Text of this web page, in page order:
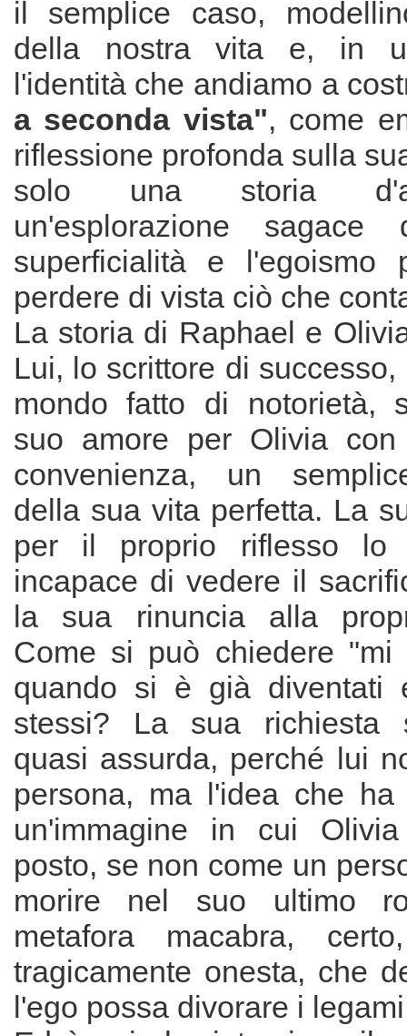
il semplice caso,
della nostra vita e, in
l'identità che andiamo a
a seconda vista", come
riflessione profonda sulla
solo una storia
un'esplorazione
superficialità e l'egoismo
perdere di vista ciò che
La storia di Raphael e
Lui, lo scrittore di
mondo fatto di notorietà,
suo amore per Olivia
convenienza, un
della sua vita perfetta. La
per il proprio riflesso lo
incapace di vedere il
la sua rinuncia alla
Come si può chiedere "mi
quando si è già diventati
stessi? La sua richiesta
quasi assurda, perché lui
persona, ma l'idea che
un'immagine in cui
posto, se non come un
morire nel suo ultimo
metafora macabra,
tragicamente onesta, che
l'ego possa divorare i